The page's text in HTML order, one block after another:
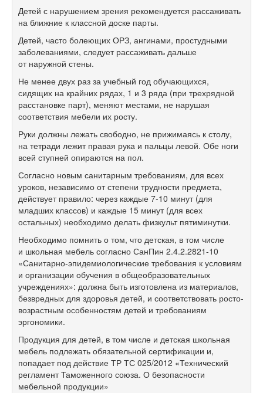
Детей с нарушением зрения рекомендуется рассаживать
на ближние к классной доске парты.
Детей, часто болеющих ОРЗ, ангинами, простудными
заболеваниями, следует рассаживать дальше
от наружной стены.
Не менее двух раз за учебный год обучающихся,
сидящих на крайних рядах, 1 и 3 ряда (при трехрядной
расстановке парт), меняют местами, не нарушая
соответствия мебели их росту.
Руки должны лежать свободно, не прижимаясь к столу,
на тетради лежит правая рука и пальцы левой. Обе ноги
всей ступней опираются на пол.
Согласно новым санитарным требованиям, для всех
уроков, независимо от степени трудности предмета,
действует правило: через каждые 7-10 минут (для
младших классов) и каждые 15 минут (для всех
остальных) необходимо делать физкульт пятиминутки.
Необходимо помнить о том, что детская, в том числе
и школьная мебель согласно СанПин 2.4.2.2821-10
«Санитарно-эпидемиологические требования к условиям
и организации обучения в общеобразовательных
учреждениях»: должна быть изготовлена из материалов,
безвредных для здоровья детей, и соответствовать росто-
возрастным особенностям детей и требованиям
эргономики.
Продукция для детей, в том числе и детская школьная
мебель подлежать обязательной сертификации и,
попадает под действие ТР ТС 025/2012 «Технический
регламент Таможенного союза. О безопасности
мебельной продукции»